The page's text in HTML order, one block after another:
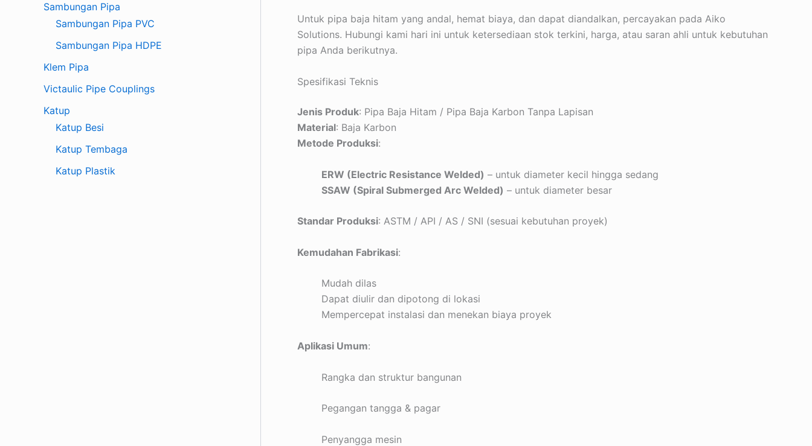
Sambungan Pipa
Sambungan Pipa PVC
Sambungan Pipa HDPE
Klem Pipa
Victaulic Pipe Couplings
Katup
Katup Besi
Katup Tembaga
Katup Plastik
Untuk pipa baja hitam yang andal, hemat biaya, dan dapat diandalkan, percayakan pada Aiko
Solutions. Hubungi kami hari ini untuk ketersediaan stok terkini, harga, atau saran ahli untuk kebutuhan
pipa Anda berikutnya.
Spesifikasi Teknis
Jenis Produk: Pipa Baja Hitam / Pipa Baja Karbon Tanpa Lapisan
Material: Baja Karbon
Metode Produksi:
ERW (Electric Resistance Welded) – untuk diameter kecil hingga sedang
SSAW (Spiral Submerged Arc Welded) – untuk diameter besar
Standar Produksi: ASTM / API / AS / SNI (sesuai kebutuhan proyek)
Kemudahan Fabrikasi:
Mudah dilas
Dapat diulir dan dipotong di lokasi
Mempercepat instalasi dan menekan biaya proyek
Aplikasi Umum:
Rangka dan struktur bangunan
Pegangan tangga & pagar
Penyangga mesin